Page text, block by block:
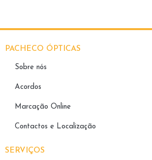
PACHECO ÓPTICAS
Sobre nós
Acordos
Marcação Online
Contactos e Localização
SERVIÇOS